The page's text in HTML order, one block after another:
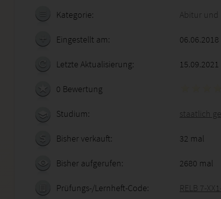
Kategorie: Abitur und
Eingestellt am:
Letzte Aktualisierung: 15.09.2021
0 Bewertung
Studium: staatlich
Bisher verkauft: 32 mal
Bisher aufgerufen: 2680 mal
Prüfungs-/Lernheft-Code: RELB 7-